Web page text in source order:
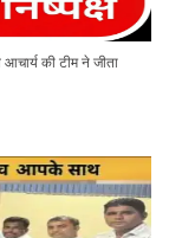
की टीम ने जीता